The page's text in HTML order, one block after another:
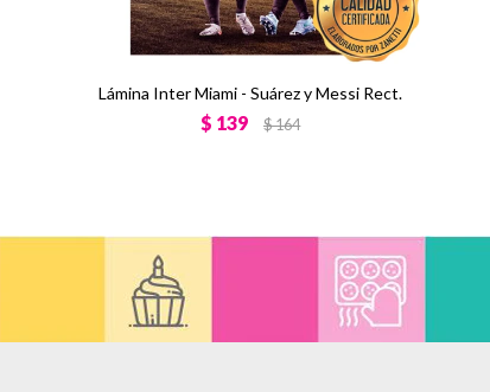
Lámina Inter Miami - Suárez y Messi Rect.
$ 139 $164